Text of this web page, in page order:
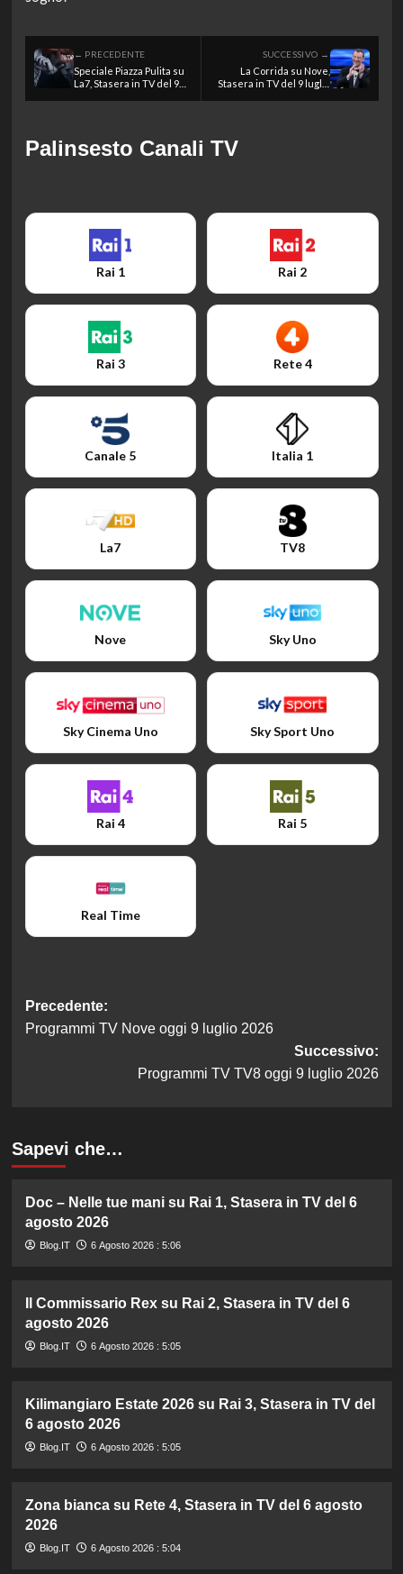
← PRECEDENTE
Speciale Piazza Pulita su
La7, Stasera in TV del 9
SUCCESSIVO →
La Corrida su Nove,
Stasera in TV del 9 luglio
Palinsesto Canali TV
Rai 1 Rai 2
Rai 3 Rete 4
Canale 5 Italia 1
La7 TV8
Nove Sky Uno
Sky Cinema Uno Sky Sport Uno
Rai 4 Rai 5
Real Time
Navigazione
articolo
Precedente:
Programmi TV Nove oggi 9 luglio 2026
Successivo:
Programmi TV TV8 oggi 9 luglio 2026
Sapevi che…
Doc – Nelle tue mani su Rai 1, Stasera in TV del 6
agosto 2026
Blog.IT 6 Agosto 2026 : 5:06
Il Commissario Rex su Rai 2, Stasera in TV del 6
agosto 2026
Blog.IT 6 Agosto 2026 : 5:05
Kilimangiaro Estate 2026 su Rai 3, Stasera in TV del
6 agosto 2026
Blog.IT 6 Agosto 2026 : 5:05
Zona bianca su Rete 4, Stasera in TV del 6 agosto
2026
Blog.IT 6 Agosto 2026 : 5:04